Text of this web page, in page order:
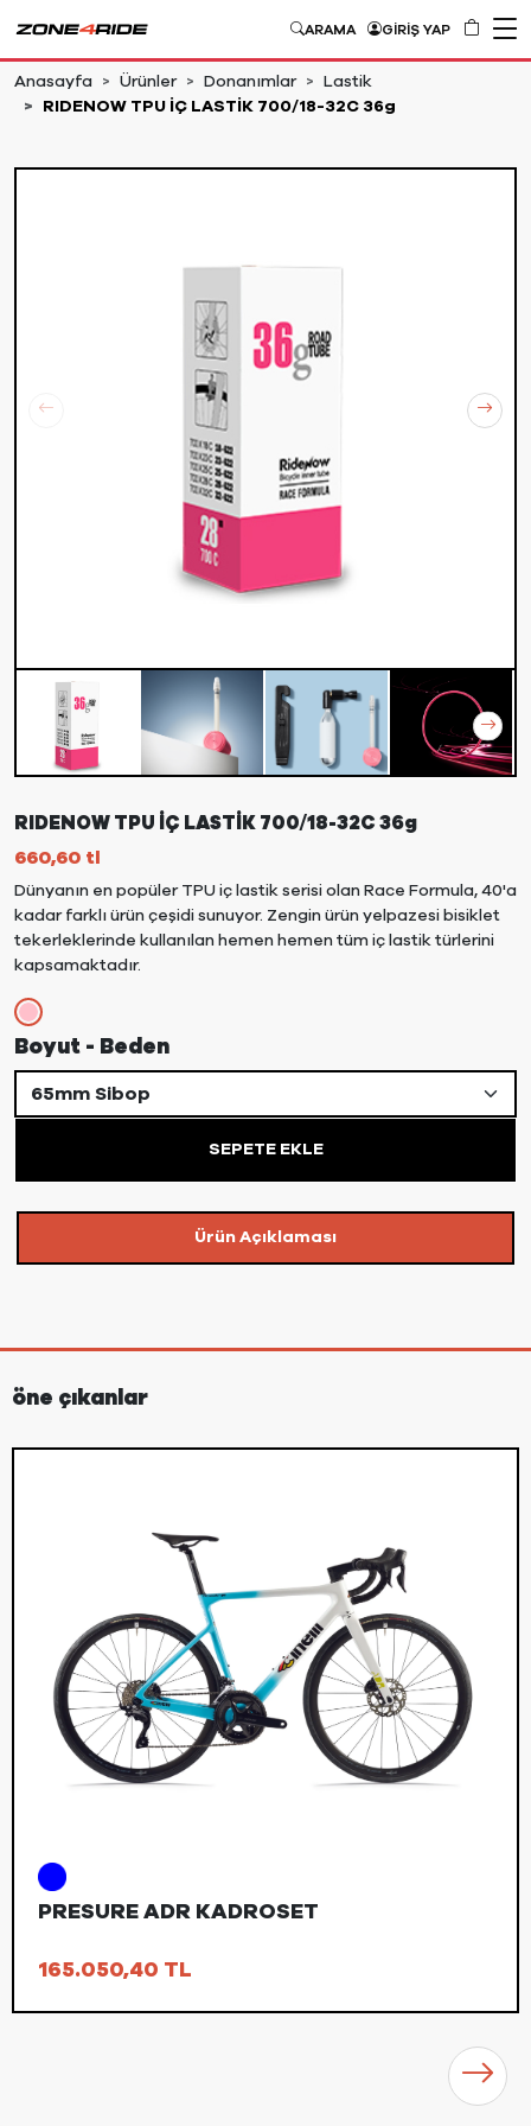
ARAMA GİRİŞ YAP
Anasayfa Ürünler Donanımlar
Lastik
RIDENOW TPU İÇ LASTİK 700/18-32C 36g
RIDENOW TPU İÇ LASTİK 700/18-32C 36g
660,60 tl
Dünyanın en popüler TPU iç lastik serisi olan Race Formula, 40'a
kadar farklı ürün çeşidi sunuyor. Zengin ürün yelpazesi bisiklet
tekerleklerinde kullanılan hemen hemen tüm iç lastik türlerini
kapsamaktadır.
Boyut - Beden
SEPETE EKLE
Ürün Açıklaması
öne çıkanlar
PRESURE ADR KADROSET
165.050,40 TL